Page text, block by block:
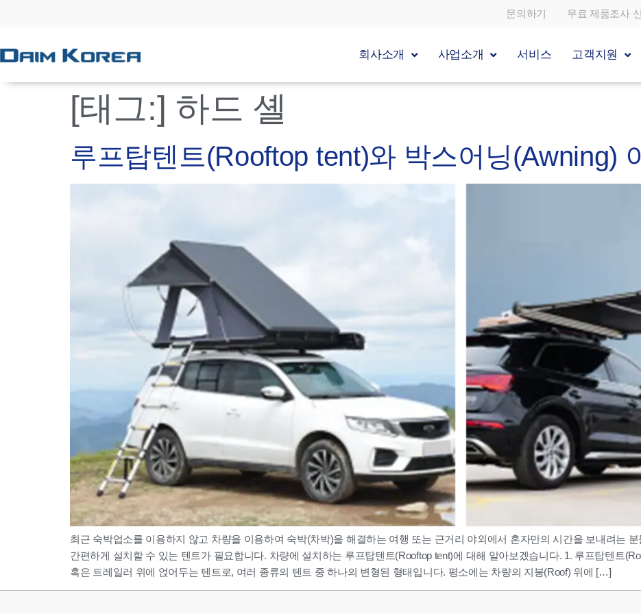
문의하기 무료 제품조사
회사소개 사업소개 서비스 고객지원
[태그:] 하드 셸
루프탑텐트(Rooftop tent)와 박스어닝(Awning)
최근 숙박업소를 이용하지 않고 차량을 이용하여 숙박(차박)을 해결하는 여행 또는 근거리 야외에서 혼자만의 시간을 보내려는
간편하게 설치할 수 있는 텐트가 필요합니다. 차량에 설치하는 루프탑텐트(Rooftop tent)에 대해 알아보겠습니다. 1. 루프탑텐트
혹은 트레일러 위에 얹어두는 텐트로, 여러 종류의 텐트 중 하나의 변형된 형태입니다. 평소에는 차량의 지붕(Roof) 위에 […]